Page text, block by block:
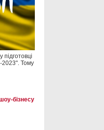
2023". Тому
бізнесу